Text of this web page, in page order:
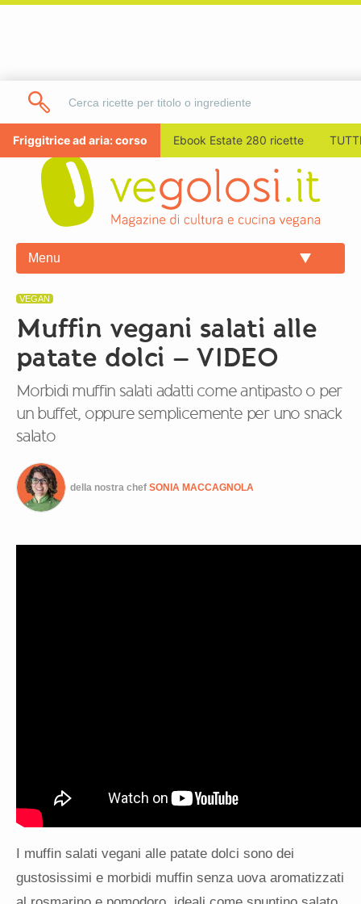
Friggitrice ad aria: corso Ebook Estate 280 ricette
Menu
VEGAN
Muffin vegani salati alle
patate dolci – VIDEO
Morbidi muffin salati adatti come antipasto o per
un buffet, oppure semplicemente per uno snack
salato
della nostra chef SONIA MACCAGNOLA
I muffin salati vegani alle patate dolci sono dei
gustosissimi e morbidi muffin senza uova aromatizzati